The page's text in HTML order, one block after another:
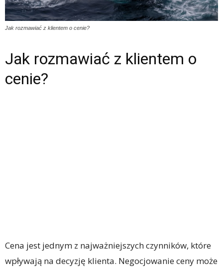
Jak rozmawiać z klientem o cenie?
Jak rozmawiać z klientem o
cenie?
Cena jest jednym z najważniejszych czynników, które
wpływają na decyzję klienta. Negocjowanie ceny może